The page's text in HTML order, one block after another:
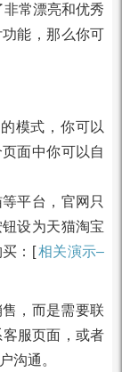
常漂亮和优秀
能，那么你可
的模式，你可以
面中你可以自
平台，官网只
设为天猫淘宝
：[ 相关演示–
，而是需要联
服页面，或者
沟通。